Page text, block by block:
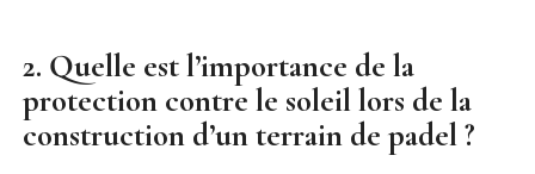
2. Quelle est l’importance de la
protection contre le soleil lors de la
construction d’un terrain de padel ?